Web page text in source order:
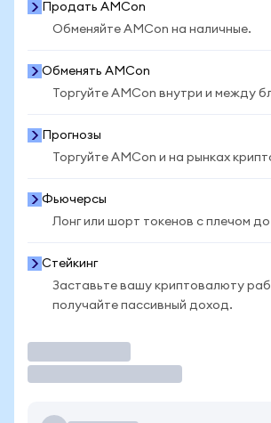
Продать AMCon
Обменяйте AMCon на наличные.
Обменять AMCon
Торгуйте AMCon внутри и между
Прогнозы
Торгуйте AMCon и на рынках
Фьючерсы
Лонг или шорт токенов с плечом до
Стейкинг
Заставьте вашу криптовалюту
получайте пассивный доход.